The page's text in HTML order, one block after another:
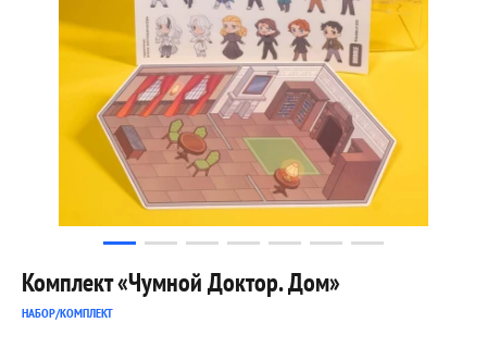
Комплект «Чумной Доктор. Дом»
НАБОР/КОМПЛЕКТ